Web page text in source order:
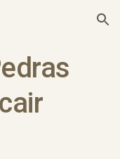
Skip to navigation